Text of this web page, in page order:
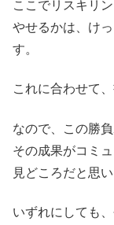
ここでリスキリ
やせるかは、け
す。
これに合わせて
なので、この勝
その成果がコミ
見どころだと思い
いずれにしても